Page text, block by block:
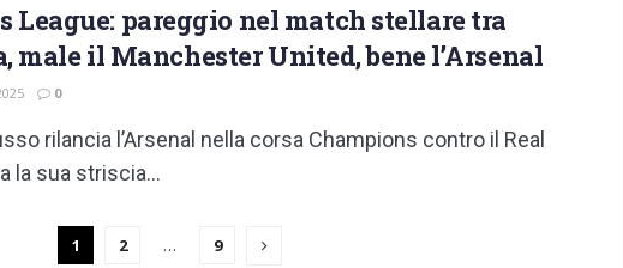
League: pareggio nel match stellare tra
male il Manchester United, bene l’Arsenal
0
rilancia l’Arsenal nella corsa Champions contro il Real
la sua striscia...
1 2 … 9